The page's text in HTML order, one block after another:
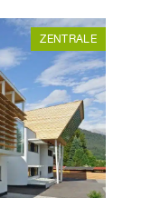
ZENTRALE